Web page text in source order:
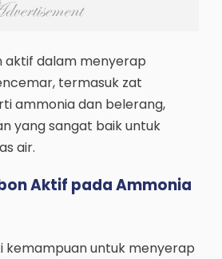
aktif dalam menyerap
termasuk zat
ammonia dan belerang,
yang sangat baik untuk
air.
Aktif pada Ammonia
kemampuan untuk menyerap